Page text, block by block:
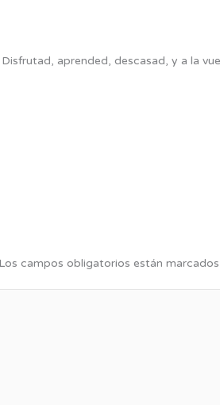
aprended, descasad, y a la
Los campos obligatorios están